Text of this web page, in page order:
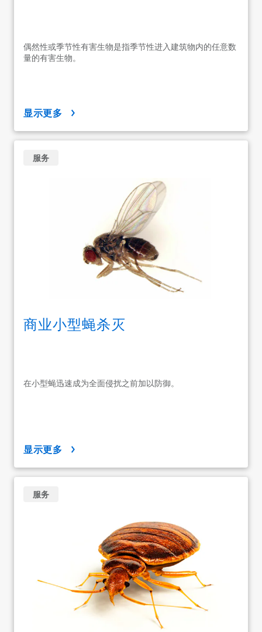
偶然性或季节性有害生物是指季节性进入建筑物内的任意数
量的有害生物。
显示更多
商业小型蝇杀灭
在小型蝇迅速成为全面侵扰之前加以防御。
服务
显示更多
服务